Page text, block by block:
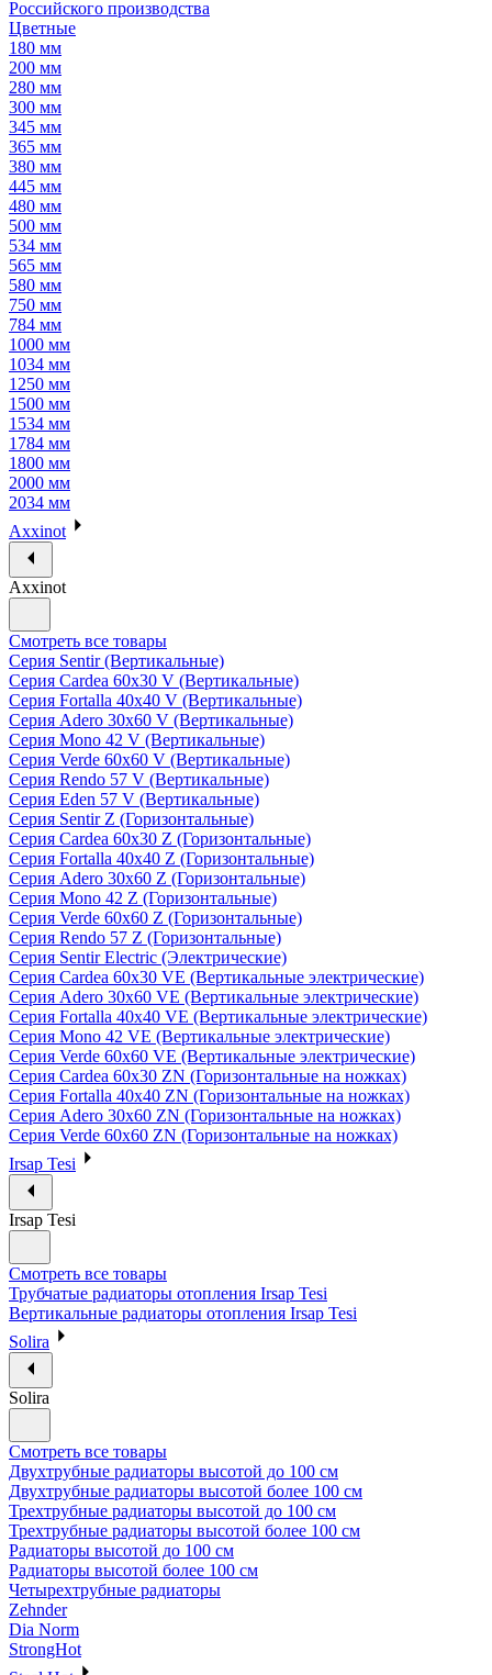
Российского производства
Цветные
180 мм
200 мм
280 мм
300 мм
345 мм
365 мм
380 мм
445 мм
480 мм
500 мм
534 мм
565 мм
580 мм
750 мм
784 мм
1000 мм
1034 мм
1250 мм
1500 мм
1534 мм
1784 мм
1800 мм
2000 мм
2034 мм
Axxinot
Axxinot
Смотреть все товары
Серия Sentir (Вертикальные)
Серия Cardea 60х30 V (Вертикальные)
Серия Fortalla 40х40 V (Вертикальные)
Серия Adero 30х60 V (Вертикальные)
Серия Mono 42 V (Вертикальные)
Серия Verde 60х60 V (Вертикальные)
Серия Rendo 57 V (Вертикальные)
Серия Eden 57 V (Вертикальные)
Серия Sentir Z (Горизонтальные)
Серия Cardea 60х30 Z (Горизонтальные)
Серия Fortalla 40х40 Z (Горизонтальные)
Серия Adero 30х60 Z (Горизонтальные)
Серия Mono 42 Z (Горизонтальные)
Серия Verde 60х60 Z (Горизонтальные)
Серия Rendo 57 Z (Горизонтальные)
Серия Sentir Electric (Электрические)
Серия Cardea 60х30 VE (Вертикальные электрические)
Серия Adero 30х60 VE (Вертикальные электрические)
Серия Fortalla 40х40 VE (Вертикальные электрические)
Серия Mono 42 VE (Вертикальные электрические)
Серия Verde 60х60 VE (Вертикальные электрические)
Серия Cardea 60х30 ZN (Горизонтальные на ножках)
Серия Fortalla 40х40 ZN (Горизонтальные на ножках)
Серия Adero 30х60 ZN (Горизонтальные на ножках)
Серия Verde 60х60 ZN (Горизонтальные на ножках)
Irsap Tesi
Irsap Tesi
Смотреть все товары
Трубчатые радиаторы отопления Irsap Tesi
Вертикальные радиаторы отопления Irsap Tesi
Solira
Solira
Смотреть все товары
Двухтрубные радиаторы высотой до 100 см
Двухтрубные радиаторы высотой более 100 см
Трехтрубные радиаторы высотой до 100 см
Трехтрубные радиаторы высотой более 100 см
Радиаторы высотой до 100 см
Радиаторы высотой более 100 см
Четырехтрубные радиаторы
Zehnder
Dia Norm
StrongHot